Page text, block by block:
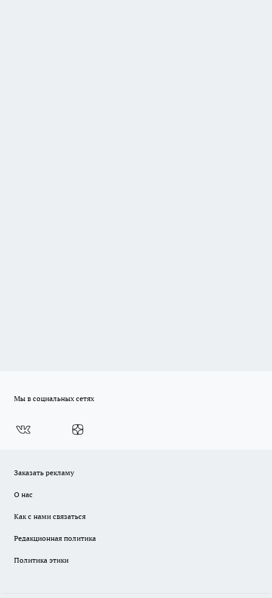
Мы в социальных сетях
Заказать рекламу
О нас
Как с нами связаться
Редакционная политика
Политика этики